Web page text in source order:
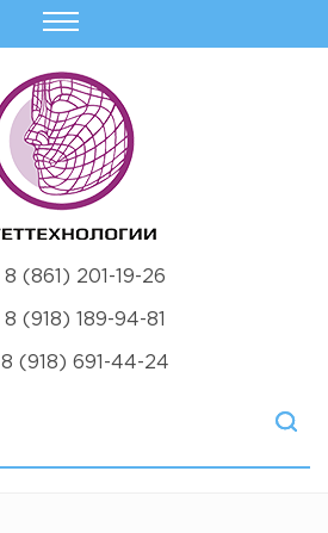
8 (861) 201-19-26
8 (918) 189-94-81
8 (918) 691-44-24